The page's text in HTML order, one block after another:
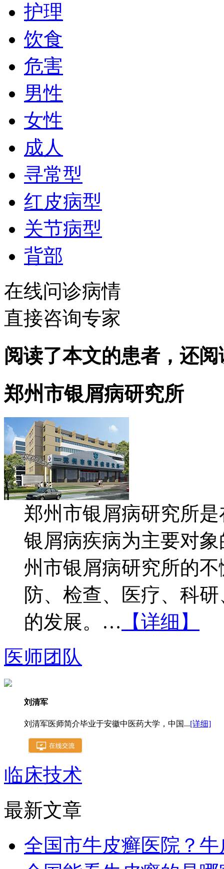
护理
饮食
危害
男性
女性
成人
寻常型
红皮病型
关节病型
背部
在线问诊病情
直接咨询专家
阅读了本文的患者，还
郑州市银屑病研究所
郑州市银屑病研究所
银屑病疾病为主要对
州市银屑病研究所的
防、检查、医疗、科
的发展。… 【详细】
医师团队
刘清军
刘清军医师简介毕业于安徽中医药大学，中国...[详细]
临床技术
最新文章
全国市牛皮癣医院？